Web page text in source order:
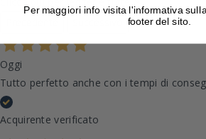
Oggi
Tutto perfetto anche con i tempi di
Acquirente verificato
Per maggiori info visita l'informativa sulla
footer del sito.